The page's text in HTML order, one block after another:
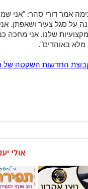
אמר דורי סהר: "אני
על סגל צעיר ושאפתן.
שלנו. אני מחכה
מלא באוהדים".
אולי